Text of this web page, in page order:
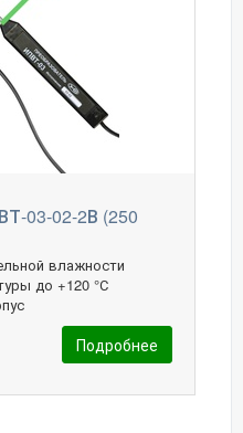
03-02-2В (250
влажности
до +120 °С
Подробнее